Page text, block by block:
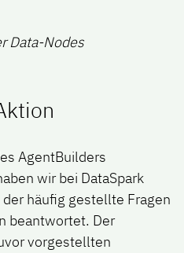
Data-Nodes
AgentBuilders
wir bei DataSpark
häufig gestellte Fragen
beantwortet. Der
vorgestellten